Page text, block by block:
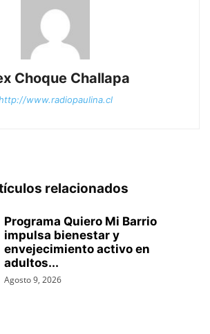
Choque Challapa
www.radiopaulina.cl
relacionados
Programa Quiero Mi Barrio
impulsa bienestar y
envejecimiento activo en
adultos...
Agosto 9, 2026